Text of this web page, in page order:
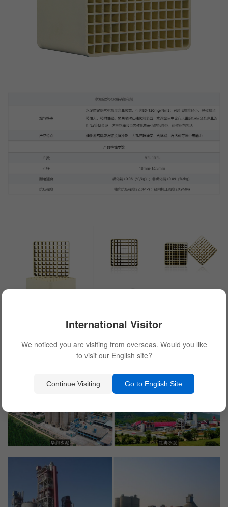
水泥行业脱硝催化剂案例
International Visitor
We noticed you are visiting from overseas. Would you like
to visit our English site?
Continue Visiting Go to English Site